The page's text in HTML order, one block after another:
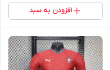
افزودن به سبد